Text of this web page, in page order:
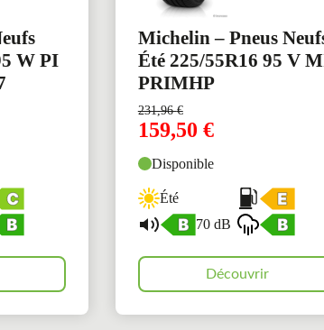
W PI
Michelin – Pneus
Été 225/55R16 95 V
PRIMHP
231,96€
159,50 €
Disponible
Été
70 dB
Découvrir